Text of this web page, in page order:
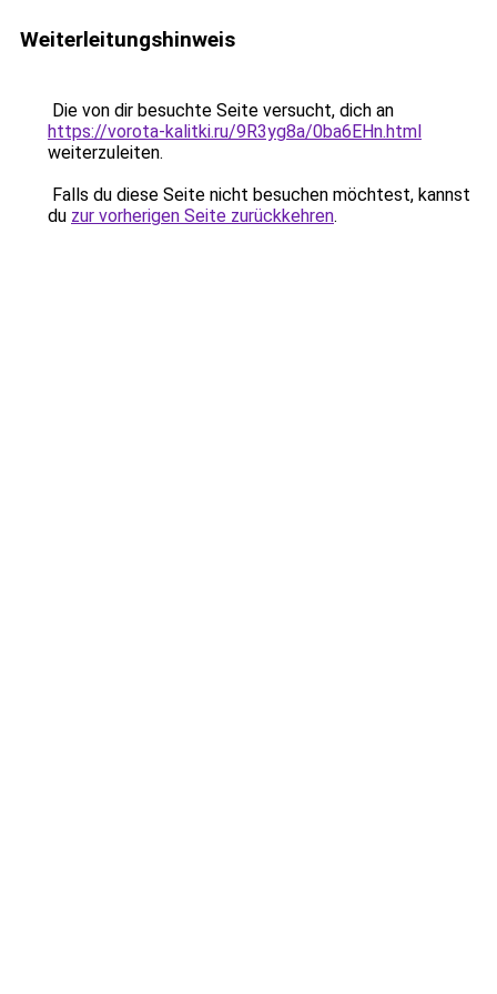
Weiterleitungshinweis
Die von dir besuchte Seite versucht, dich an
https://vorota-kalitki.ru/9R3yg8a/0ba6EHn.html
weiterzuleiten.
Falls du diese Seite nicht besuchen möchtest, kannst
du zur vorherigen Seite zurückkehren.